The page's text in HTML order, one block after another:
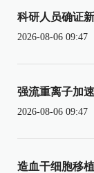
科研人员确证
2026-08-06 09:47
强流重离子加
2026-08-06 09:47
造血干细胞移